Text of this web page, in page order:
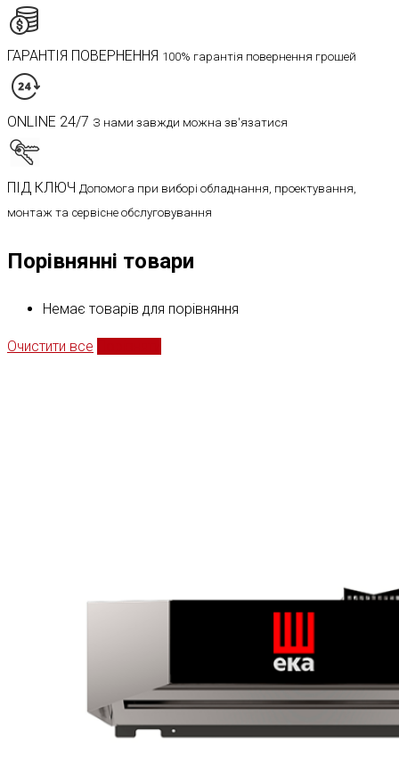
ГАРАНТІЯ ПОВЕРНЕННЯ 100% гарантія повернення грошей
ONLINE 24/7 З нами завжди можна зв'язатися
ПІД КЛЮЧ Допомога при виборі обладнання, проектування,
монтаж та сервісне обслуговування
Порівнянні товари
Немає товарів для порівняння
Очистити все